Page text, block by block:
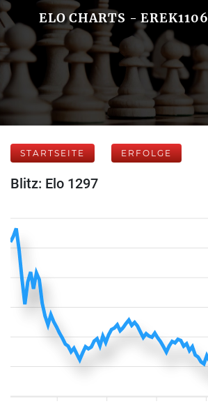
ELO CHARTS - EREK1106
STARTSEITE ERFOLGE
Blitz: Elo 1297